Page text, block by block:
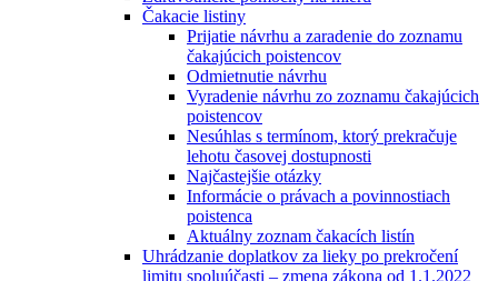
Čakacie listiny
Prijatie návrhu a zaradenie do zoznamu
čakajúcich poistencov
Odmietnutie návrhu
Vyradenie návrhu zo zoznamu čakajúcich
poistencov
Nesúhlas s termínom, ktorý prekračuje
lehotu časovej dostupnosti
Najčastejšie otázky
Informácie o právach a povinnostiach
poistenca
Aktuálny zoznam čakacích listín
Uhrádzanie doplatkov za lieky po prekročení
limitu spoluúčasti – zmena zákona od 1.1.2022